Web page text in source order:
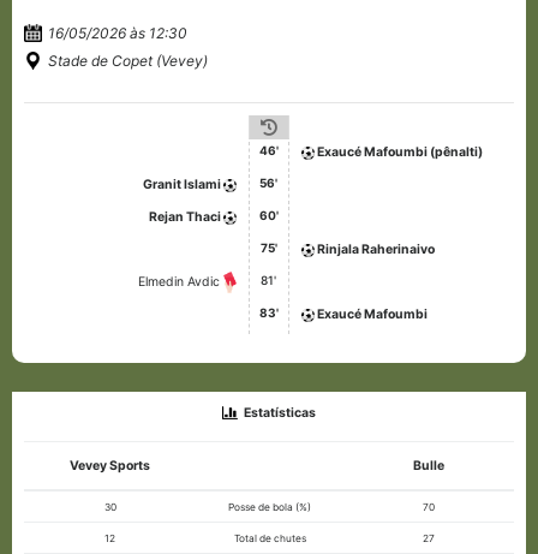
16/05/2026 às 12:30
Stade de Copet (Vevey)
46' Exaucé Mafoumbi (pênalti)
Granit Islami 56'
Rejan Thaci 60'
75' Rinjala Raherinaivo
Elmedin Avdic 81'
83' Exaucé Mafoumbi
Estatísticas
Vevey Sports Bulle
30 Posse de bola (%) 70
12 Total de chutes 27